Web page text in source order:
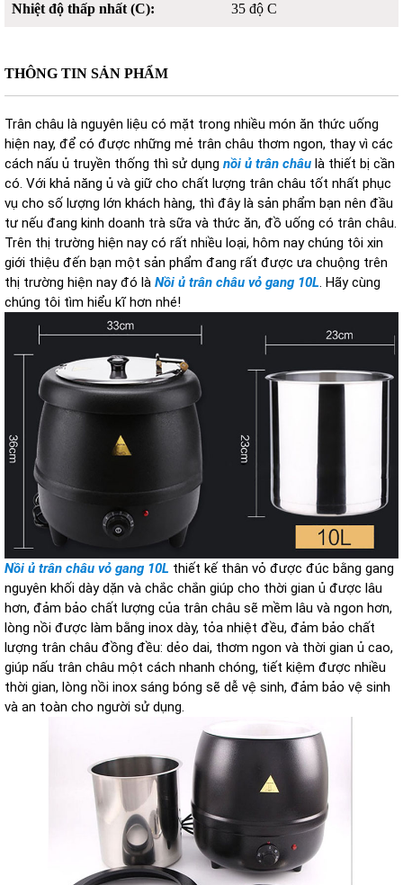
THÔNG TIN SẢN PHẨM
Trân châu là nguyên liệu có mặt trong nhiều món ăn thức uống
hiện nay, để có được những mẻ trân châu thơm ngon, thay vì các
cách nấu ủ truyền thống thì sử dụng nồi ủ trân châu là thiết bị cần
có. Với khả năng ủ và giữ cho chất lượng trân châu tốt nhất phục
vụ cho số lượng lớn khách hàng, thì đây là sản phẩm bạn nên đầu
tư nếu đang kinh doanh trà sữa và thức ăn, đồ uống có trân châu.
Trên thị trường hiện nay có rất nhiều loại, hôm nay chúng tôi xin
giới thiệu đến bạn một sản phẩm đang rất được ưa chuộng trên
thị trường hiện nay đó là Nồi ủ trân châu vỏ gang 10L. Hãy cùng
chúng tôi tìm hiểu kĩ hơn nhé!
Nồi ủ trân châu vỏ gang 10L thiết kế thân vỏ được đúc bằng gang
nguyên khối dày dặn và chắc chắn giúp cho thời gian ủ được lâu
hơn, đảm bảo chất lượng của trân châu sẽ mềm lâu và ngon hơn,
lòng nồi được làm bằng inox dày, tỏa nhiệt đều, đảm bảo chất
lượng trân châu đồng đều: dẻo dai, thơm ngon và thời gian ủ cao,
giúp nấu trân châu một cách nhanh chóng, tiết kiệm được nhiều
thời gian, lòng nồi inox sáng bóng sẽ dễ vệ sinh, đảm bảo vệ sinh
và an toàn cho người sử dụng.
Nhiệt độ thấp nhất (C): 35 độ C